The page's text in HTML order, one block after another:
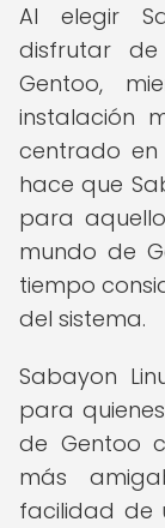
Al elegir
disfrutar
Gentoo,
instalación
centrado en
hace que
para
mundo de
tiempo
del sistema.
Sabayon
para
de Gentoo
más
facilidad de